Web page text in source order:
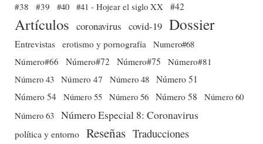
#38
#39 #40 #41 - Hojear el siglo XX #42
Artículos coronavirus covid-19 Dossier
Entrevistas erotismo y pornografía Numero#68
Número#66
Número#72 Número#75
Número#81
Número 43 Número 47 Número 48 Número 51
Número 54 Número 55 Número 56 Número 58
Número 60
Número 63 Número Especial 8: Coronavirus
política y entorno Reseñas Traducciones